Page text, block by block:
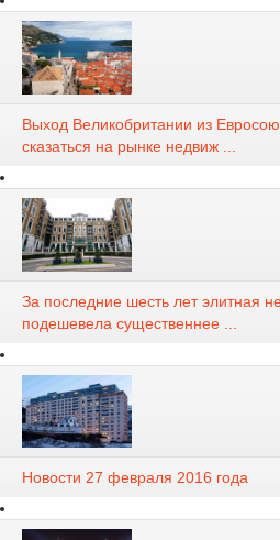
Выход Великобритании из
сказаться на рынке недвиж ...
За последние шесть лет элитная
подешевела существеннее ...
Новости 27 февраля 2016 года